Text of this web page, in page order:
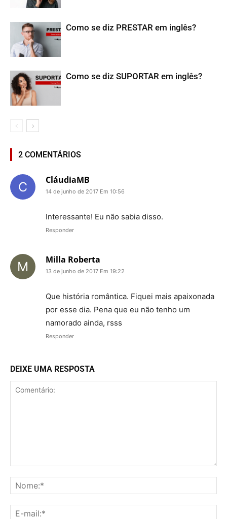
Como se diz PRESTAR em inglês?
Como se diz SUPORTAR em inglês?
2 COMENTÁRIOS
CláudiaMB
14 de junho de 2017 Em 10:56
Interessante! Eu não sabia disso.
Responder
Milla Roberta
13 de junho de 2017 Em 19:22
Que história romântica. Fiquei mais apaixonada
por esse dia. Pena que eu não tenho um
namorado ainda, rsss
Responder
DEIXE UMA RESPOSTA